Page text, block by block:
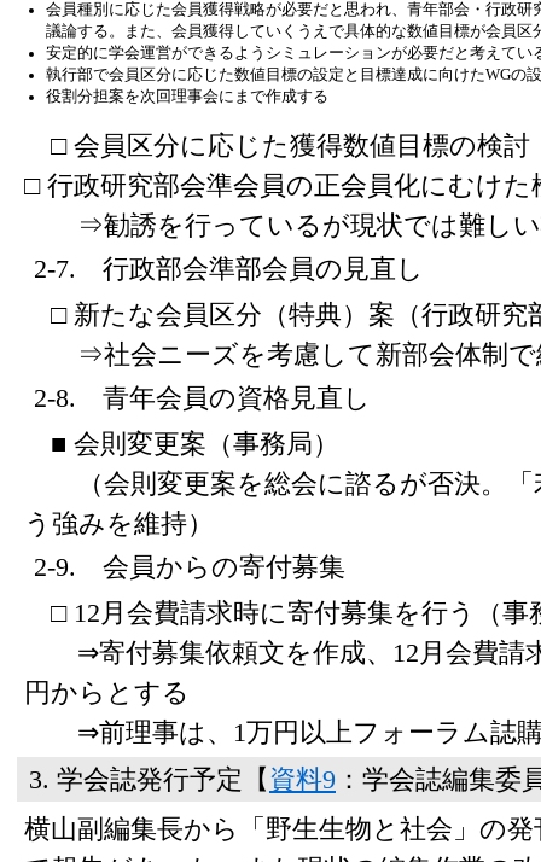
会員種別に応じた会員獲得戦略が必要だと思われ、青年部会・行政
議論する。また、会員獲得していくうえで具体的な数値目標が会員区
安定的に学会運営ができるようシミュレーションが必要だと考えてい
執行部で会員区分に応じた数値目標の設定と目標達成に向けたWGの
役割分担案を次回理事会にまで作成する
□ 会員区分に応じた獲得数値目標の検討
□ 行政研究部会準会員の正会員化にむけた
⇒勧誘を行っているが現状では難しい
2-7. 行政部会準部会員の見直し
□ 新たな会員区分（特典）案（行政研究
⇒社会ニーズを考慮して新部会体制で
2-8. 青年会員の資格見直し
■ 会則変更案（事務局）
（会則変更案を総会に諮るが否決。「
う強みを維持）
2-9. 会員からの寄付募集
□ 12月会費請求時に寄付募集を行う（事
⇒寄付募集依頼文を作成、12月会費請
円からとする
⇒前理事は、1万円以上フォーラム誌購
3. 学会誌発行予定【資料9 ：学会誌編集委
横山副編集長から「野生生物と社会」の